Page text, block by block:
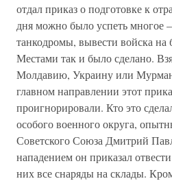
отдал приказ о подготовке к
дня можно было успеть многое
танкодромы, вывести войска на
Местами так и было сделано.
Молдавию, Украину или
главном направлении этот
проигнорировали. Кто это
особого военного округа,
Советского Союза Дмитрий
нападением он приказал
них все снаряды на склады.